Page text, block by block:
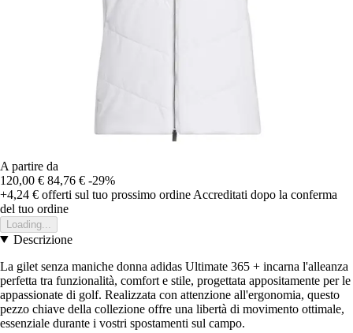
A partire da
120,00 € 84,76 € -29%
+4,24 € offerti sul tuo prossimo ordine Accreditati dopo la conferma
del tuo ordine
Loading...
Descrizione
La gilet senza maniche donna adidas Ultimate 365 + incarna l'alleanza
perfetta tra funzionalità, comfort e stile, progettata appositamente per le
appassionate di golf. Realizzata con attenzione all'ergonomia, questo
pezzo chiave della collezione offre una libertà di movimento ottimale,
essenziale durante i vostri spostamenti sul campo.